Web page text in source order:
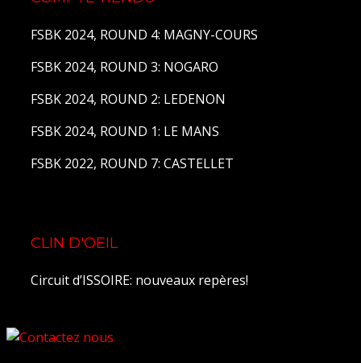
FSBK 2024, ROUND 4: MAGNY-COURS
FSBK 2024, ROUND 3: NOGARO
FSBK 2024, ROUND 2: LEDENON
FSBK 2024, ROUND 1: LE MANS
FSBK 2022, ROUND 7: CASTELLET
CLIN D'OEIL
Circuit d’ISSOIRE: nouveaux repères!